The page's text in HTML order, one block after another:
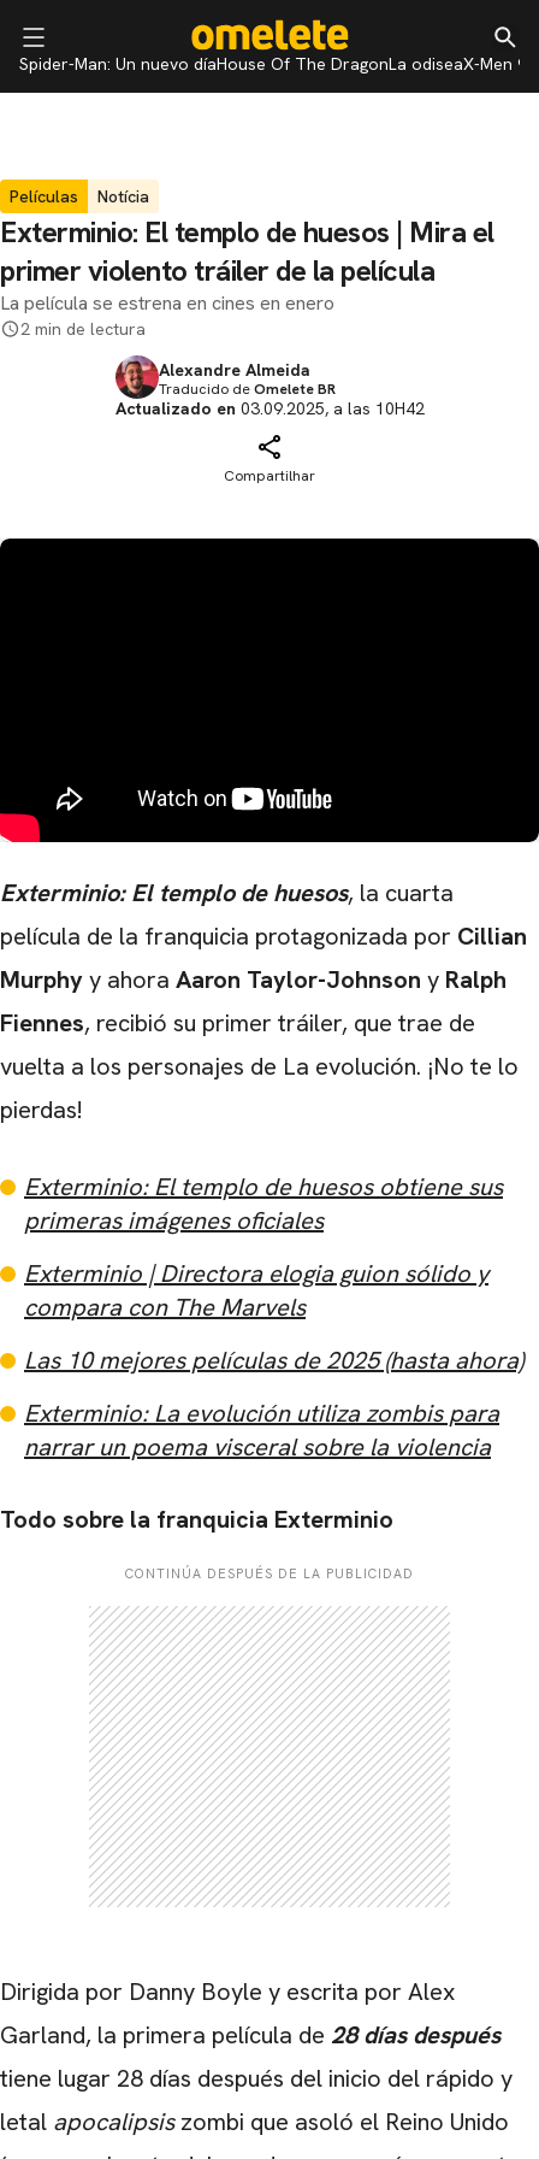
Spider-Man: Un nuevo díaHouse Of The DragonLa odiseaX-Men 97
Películas Notícia
Exterminio: El templo de huesos | Mira el
primer violento tráiler de la película
La película se estrena en cines en enero
2 min de lectura
Alexandre Almeida
Traducido deOmelete BR
Actualizado en 03.09.2025, a las 10H42
Compartilhar
Exterminio: El templo de huesos, la cuarta
película de la franquicia protagonizada por Cillian
Murphyy ahora Aaron Taylor-Johnson y Ralph
Fiennes, recibió su primer tráiler, que trae de
vuelta a los personajes de La evolución. ¡No te lo
pierdas!
Exterminio: El templo de huesos obtiene sus
primeras imágenes oficiales
Exterminio | Directora elogia guion sólido y
compara con The Marvels
Las 10 mejores películas de 2025 (hasta ahora)
Exterminio: La evolución utiliza zombis para
narrar un poema visceral sobre la violencia
Todo sobre la franquicia Exterminio
CONTINÚA DESPUÉS DE LA PUBLICIDAD
Dirigida por Danny Boyle y escrita por Alex
Garland, la primera película de 28 días después
tiene lugar 28 días después del inicio del rápido y
letal apocalipsiszombi que asoló el Reino Unido